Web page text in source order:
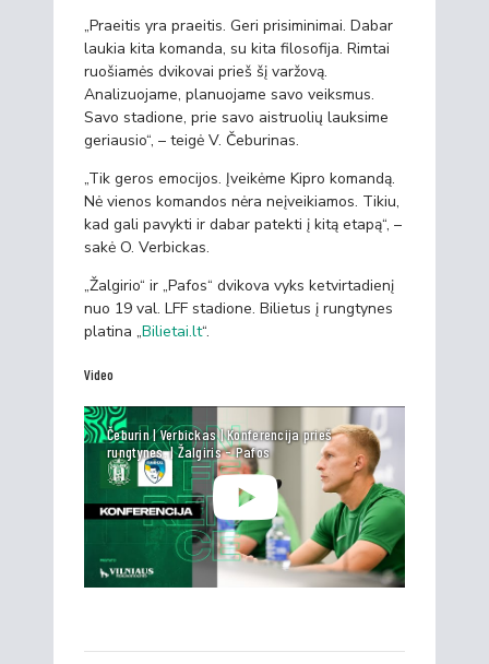
„Praeitis yra praeitis. Geri prisiminimai. Dabar
laukia kita komanda, su kita filosofija. Rimtai
ruošiamės dvikovai prieš šį varžovą.
Analizuojame, planuojame savo veiksmus.
Savo stadione, prie savo aistruolių lauksime
geriausio“, – teigė V. Čeburinas.
„Tik geros emocijos. Įveikėme Kipro komandą.
Nė vienos komandos nėra neįveikiamos. Tikiu,
kad gali pavykti ir dabar patekti į kitą etapą“, –
sakė O. Verbickas.
„Žalgirio“ ir „Pafos“ dvikova vyks ketvirtadienį
nuo 19 val. LFF stadione. Bilietus į rungtynes
platina „Bilietai.lt“.
Video
Čeburin | Verbickas | Konferencija prieš
rungtynes. | Žalgiris - Pafos